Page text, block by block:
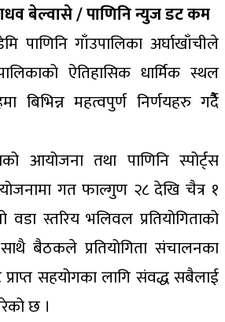
बेल्वासे / पाणिनि न्युज डट कम
पाणिनि गाँउपालिका अर्घाखाँचीले
ऐतिहासिक धार्मिक स्थल
बिभिन्न महत्वपुर्ण निर्णयहरु गर्दैै
आयोजना तथा पाणिनि स्पोर्ट्स
गत फाल्गुण २८ देखि चैत्र १
वडा स्तरिय भलिवल प्रतियोगिताको
बैठकले प्रतियोगिता संचालनका
प्राप्त सहयोगका लागि संवद्ध सबैलाई
छ ।